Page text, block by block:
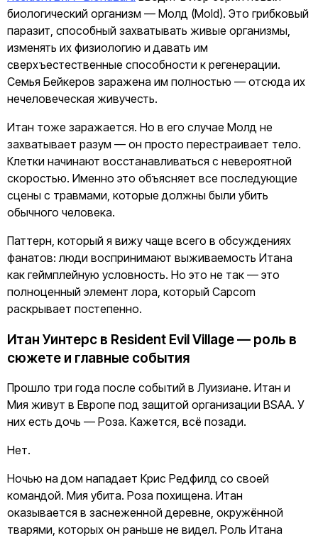
биологический организм — Молд (Mold). Это грибковый
паразит, способный захватывать живые организмы,
изменять их физиологию и давать им
сверхъестественные способности к регенерации.
Семья Бейкеров заражена им полностью — отсюда их
нечеловеческая живучесть.
Итан тоже заражается. Но в его случае Молд не
захватывает разум — он просто перестраивает тело.
Клетки начинают восстанавливаться с невероятной
скоростью. Именно это объясняет все последующие
сцены с травмами, которые должны были убить
обычного человека.
Паттерн, который я вижу чаще всего в обсуждениях
фанатов: люди воспринимают выживаемость Итана
как геймплейную условность. Но это не так — это
полноценный элемент лора, который Capcom
раскрывает постепенно.
Итан Уинтерс в Resident Evil Village — роль в
сюжете и главные события
Прошло три года после событий в Луизиане. Итан и
Мия живут в Европе под защитой организации BSAA. У
них есть дочь — Роза. Кажется, всё позади.
Нет.
Ночью на дом нападает Крис Редфилд со своей
командой. Мия убита. Роза похищена. Итан
оказывается в заснеженной деревне, окружённой
тварями, которых он раньше не видел. Роль Итана